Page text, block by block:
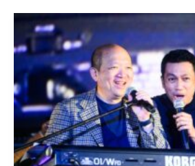
“บอย-
ป๊อด”
ประกาศ
คอนเสิร์ต
ใหญ่
2
รอบ
28-
29
มิถุนายน